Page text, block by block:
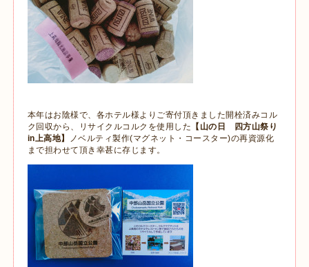
本年はお陰様で、各ホテル様よりご寄付頂きました開栓済みコル
ク回収から、リサイクルコルクを使用した 【山の日 四方山祭り
in上高地】
ノベルティ製作(マグネット・コースター)の再資源化
まで担わせて頂き幸甚に存じます。